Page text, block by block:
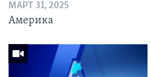
МАРТ 31, 2025
Америка